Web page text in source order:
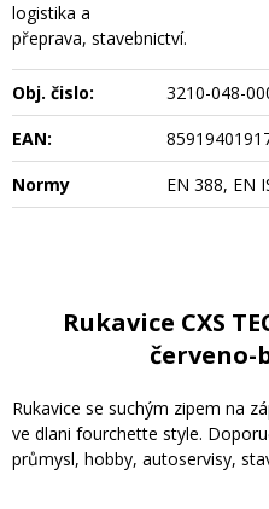
logistika a
přeprava, stavebnictví.
Obj. čislo:
3210-048-
EAN:
Normy
EN 388, EN
Rukavice CXS
červeno-
Rukavice se suchým zipem na
ve dlani fourchette style.
průmysl, hobby, autoservisy,